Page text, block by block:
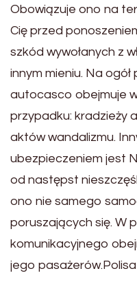
Obowiązuje ono na
Cię przed
szkód wywołanych z
innym mieniu. Na
autocasco obejmuje
przypadku: kradzieży
aktów wandalizmu.
ubezpieczeniem jest
od następst
ono nie samego
poruszających się. W
komunikacyjnego
jego